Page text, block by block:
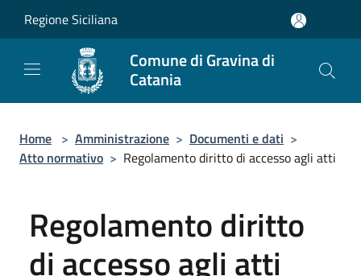
Regione Siciliana
Comune di Gravina di
Catania
Home > Amministrazione > Documenti e dati >
Atto normativo > Regolamento diritto di accesso agli atti
Regolamento diritto
di accesso agli atti